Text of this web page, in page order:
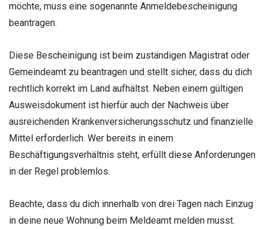
möchte, muss eine sogenannte Anmeldebescheinigung
beantragen.
Diese Bescheinigung ist beim zuständigen Magistrat oder
Gemeindeamt zu beantragen und stellt sicher, dass du dich
rechtlich korrekt im Land aufhältst. Neben einem gültigen
Ausweisdokument ist hierfür auch der Nachweis über
ausreichenden Krankenversicherungsschutz und finanzielle
Mittel erforderlich. Wer bereits in einem
Beschäftigungsverhältnis steht, erfüllt diese Anforderungen
in der Regel problemlos.
Beachte, dass du dich innerhalb von drei Tagen nach Einzug
in deine neue Wohnung beim Meldeamt melden musst.